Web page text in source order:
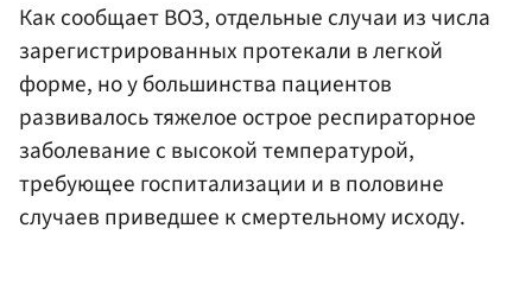
Как сообщает ВОЗ, отдельные случаи из числа
зарегистрированных протекали в легкой
форме, но у большинства пациентов
развивалось тяжелое острое респираторное
заболевание с высокой температурой,
требующее госпитализации и в половине
случаев приведшее к смертельному исходу.